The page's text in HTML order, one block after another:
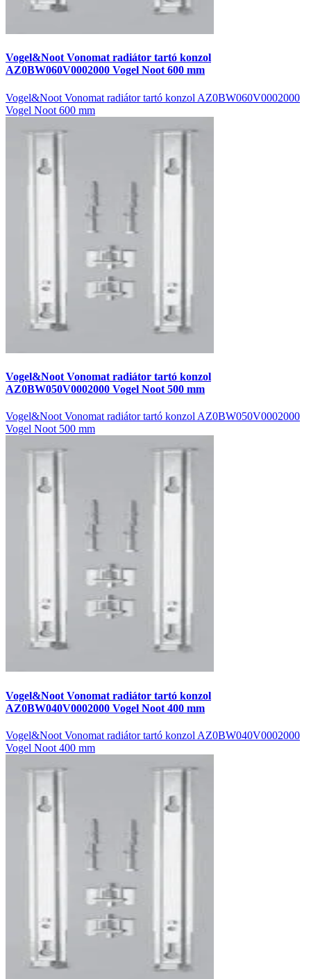
Vogel&Noot Vonomat radiátor tartó konzol
AZ0BW060V0002000 Vogel Noot 600 mm
Vogel&Noot Vonomat radiátor tartó konzol AZ0BW060V0002000
Vogel Noot 600 mm
Vogel&Noot Vonomat radiátor tartó konzol
AZ0BW050V0002000 Vogel Noot 500 mm
Vogel&Noot Vonomat radiátor tartó konzol AZ0BW050V0002000
Vogel Noot 500 mm
Vogel&Noot Vonomat radiátor tartó konzol
AZ0BW040V0002000 Vogel Noot 400 mm
Vogel&Noot Vonomat radiátor tartó konzol AZ0BW040V0002000
Vogel Noot 400 mm